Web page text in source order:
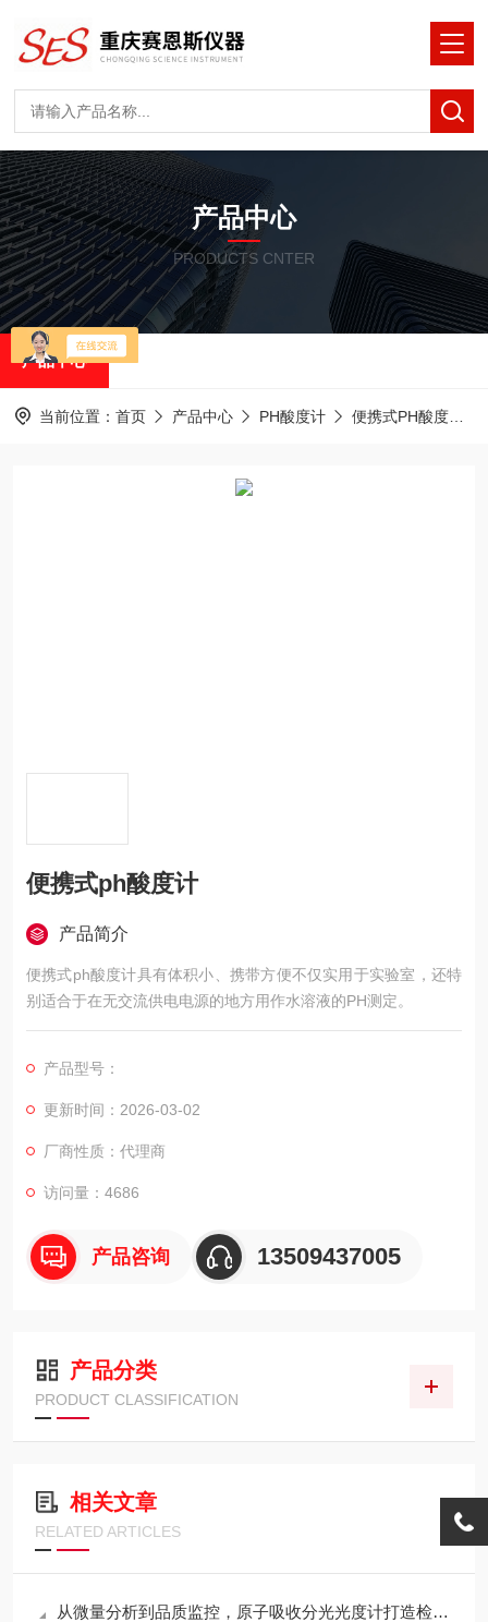
产品中心
PRODUCTS CNTER
产品中心
当前位置： 首页 产品中心 PH酸度计 便携式PH酸度计
便携式ph酸度计
产品简介
便携式ph酸度计具有体积小、携带方便不仅实用于实验室，还特
别适合于在无交流供电电源的地方用作水溶液的PH测定。
产品型号：
更新时间：2026-03-02
厂商性质：代理商
访问量：4686
产品咨询 13509437005
产品分类
PRODUCT CLASSIFICATION
相关文章
RELATED ARTICLES
从微量分析到品质监控，原子吸收分光光度计打造检测方案